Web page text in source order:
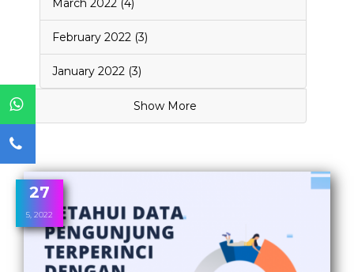
March 2022 (4)
February 2022 (3)
January 2022 (3)
Show More
27
5, 2022